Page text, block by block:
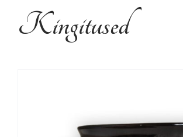
Kingitused